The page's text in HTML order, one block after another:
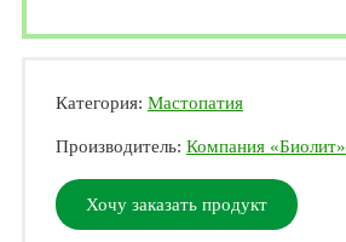
Категория: Мастопатия
Производитель: Компания «Биолит»
Хочу заказать продукт